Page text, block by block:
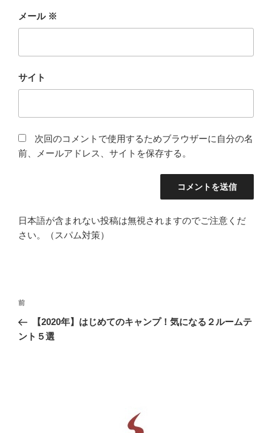
メール ※
サイト
次回のコメントで使用するためブラウザーに自分の名
前、メールアドレス、サイトを保存する。
日本語が含まれない投稿は無視されますのでご注意くだ
さい。（スパム対策）
投
ナ
前
の
投
前
【2020年】はじめてのキャンプ！気になる２ルームテ
ント５選